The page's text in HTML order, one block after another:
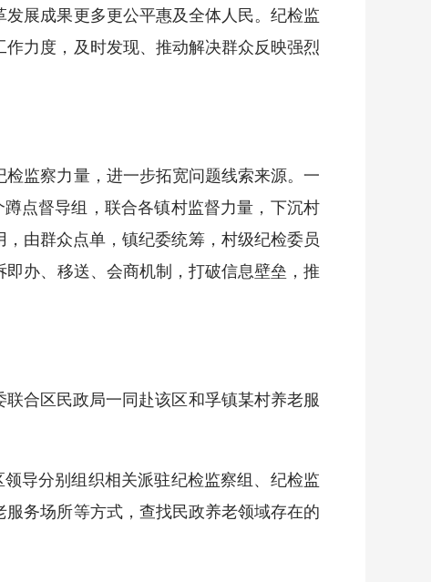
展成果更多更公平惠及全体人民。纪检监
力度，及时发现、推动解决群众反映强烈
监察力量，进一步拓宽问题线索来源。一
点督导组，联合各镇村监督力量，下沉村
由群众点单，镇纪委统筹，村级纪检委员
办、移送、会商机制，打破信息壁垒，推
合区民政局一同赴该区和孚镇某村养老服
导分别组织相关派驻纪检监察组、纪检监
务场所等方式，查找民政养老领域存在的